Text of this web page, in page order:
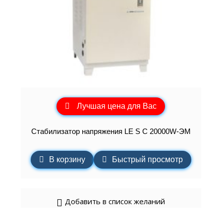
Лучшая цена для Вас
Стабилизатор напряжения LE S C 20000W-ЭМ
В корзину Быстрый просмотр
Добавить в список желаний